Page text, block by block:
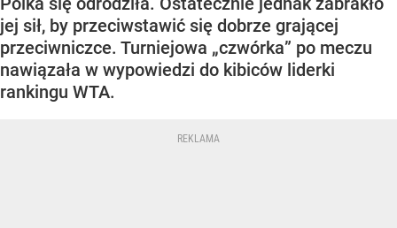
jej sił, by przeciwstawić się dobrze grającej
przeciwniczce. Turniejowa „czwórka” po meczu
nawiązała w wypowiedzi do kibiców liderki
rankingu WTA.